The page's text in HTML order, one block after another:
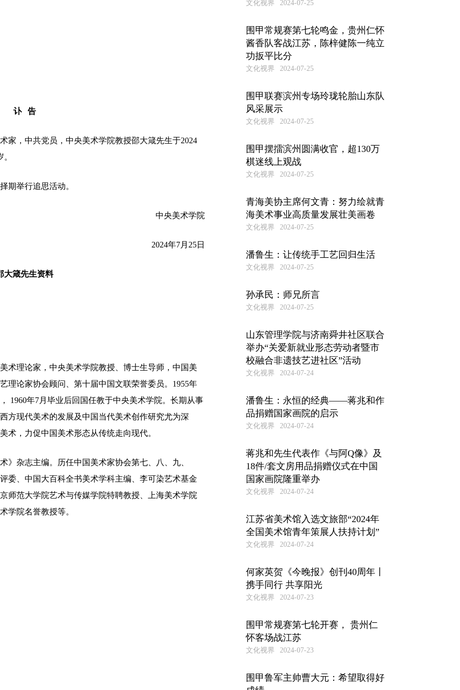
讣 告
家，中共党员，中央美术学院教授邵大箴先生于2024
期举行追思活动。
中央美术学院
2024年7月25日
大箴先生资料
术理论家，中央美术学院教授、博士生导师，中国美
理论家协会顾问、第十届中国文联荣誉委员。1955年
1960年7月毕业后回国任教于中央美术学院。长期从事
方现代美术的发展及中国当代美术创作研究尤为深
术，力促中国美术形态从传统走向现代。
》杂志主编。历任中国美术家协会第七、八、九、
委、中国大百科全书美术学科主编、李可染艺术基金
师范大学院艺术与传媒学院特聘教授、上海美术学院
学院名誉教授等。
文化视界 2024-07-25
围甲常规赛第七轮鸣金，贵州仁怀
酱香队客战江苏，陈梓健陈一纯立
功扳平比分
文化视界 2024-07-25
围甲联赛滨州专场玲珑轮胎山东队
风采展示
文化视界 2024-07-25
围甲摆擂滨州圆满收官，超130万
棋迷线上观战
文化视界 2024-07-25
青海美协主席何文青：努力绘就青
海美术事业高质量发展壮美画卷
文化视界 2024-07-25
潘鲁生：让传统手工艺回归生活
文化视界 2024-07-25
孙承民：师兄所言
文化视界 2024-07-25
山东管理学院与济南舜井社区联合
举办“关爱新就业形态劳动者暨市
校融合非遗技艺进社区”活动
文化视界 2024-07-24
潘鲁生：永恒的经典——蒋兆和作
品捐赠国家画院的启示
文化视界 2024-07-24
蒋兆和先生代表作《与阿Q像》及
18件/套文房用品捐赠仪式在中国
国家画院隆重举办
文化视界 2024-07-24
江苏省美术馆入选文旅部“2024年
全国美术馆青年策展人扶持计划”
文化视界 2024-07-24
何家英贺《今晚报》创刊40周年丨
携手同行 共享阳光
文化视界 2024-07-23
围甲常规赛第七轮开赛， 贵州仁
怀客场战江苏
文化视界 2024-07-23
围甲鲁军主帅曹大元：希望取得好